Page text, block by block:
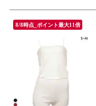
8/8時点_ポイント最大11倍